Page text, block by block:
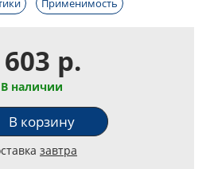
Применимость
р.
В наличии
В корзину
завтра